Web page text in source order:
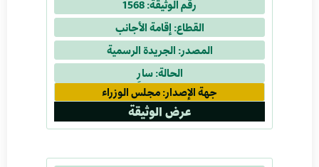
رقم الوثيقة: 1568
القطاع: إقامة الأجانب
المصدر: الجريدة الرسمية
الحالة: سارٍ
جهة الإصدار: مجلس الوزراء
عرض الوثيقة